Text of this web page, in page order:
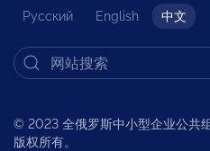
Русский English 中文
© 2023 全俄罗斯中小型企业公共
版权所有。